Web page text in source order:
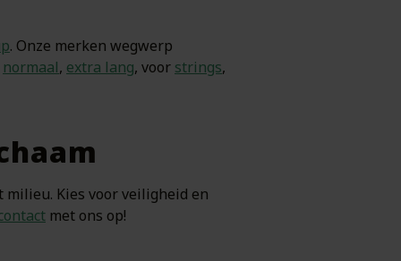
. Onze merken wegwerp
normaal, extra lang, voor strings,
milieu. Kies voor veiligheid en
met ons op!